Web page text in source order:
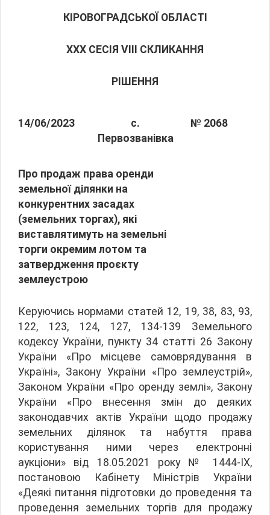
КІРОВОГРАДСЬКОЇ ОБЛАСТІ
ХХX СЕСІЯ VIII СКЛИКАННЯ
РІШЕННЯ
14/06/2023
с.
Первозванівка
№ 2068
Про продаж права оренди
земельної ділянки на
конкурентних засадах
(земельних торгах), які
виставлятимуть на земельні
торги окремим лотом та
затвердження проєкту
землеустрою
Керуючись нормами статей 12, 19, 38, 83, 93,
122, 123, 124, 127, 134-139 Земельного
кодексу України, пункту 34 статті 26 Закону
України «Про місцеве самоврядування в
Україні», Закону України «Про землеустрій»,
Законом України «Про оренду землі», Закону
України «Про внесення змін до деяких
законодавчих актів України щодо продажу
земельних ділянок та набуття права
користування ними через електронні
аукціони» від 18.05.2021 року № 1444-IX,
постановою Кабінету Міністрів України
«Деякі питання підготовки до проведення та
проведення земельних торгів для продажу